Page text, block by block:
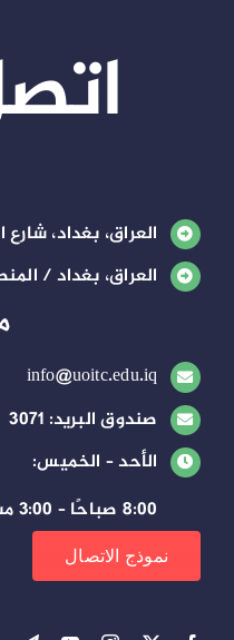
العراق، بغداد، شارع
العراق، بغداد /
info@uoitc.edu.iq
صندوق البريد: 3071
الأحد – الخميس:
8:00 صباحًا – 3:00 مساءً
نموذج الاتصال